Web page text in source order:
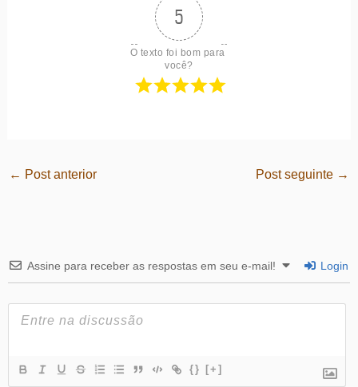
5
O texto foi bom para
você?
← Post anterior Post seguinte →
Assine para receber as respostas em seu e-mail! Login
{} [+]